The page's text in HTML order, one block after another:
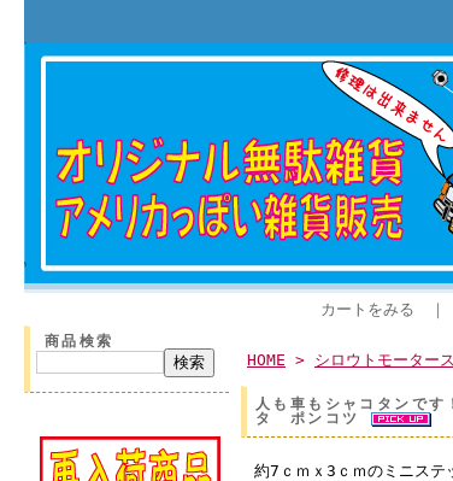
カートをみる ｜
商品検索
HOME > シロウトモータース
人も車もシャコタンで
タ ポンコツ
約7ｃｍｘ3ｃｍのミニステ